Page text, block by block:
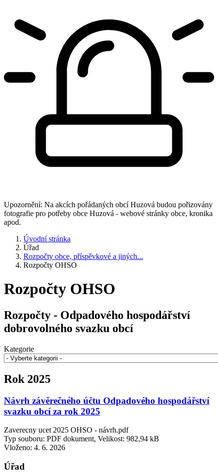
Upozornění: Na akcích pořádaných obcí Huzová budou pořizovány
fotografie pro potřeby obce Huzová - webové stránky obce, kronika
apod.
Úvodní stránka
Úřad
Rozpočty obce, příspěvkové a jiných...
Rozpočty OHSO
Rozpočty OHSO
Rozpočty - Odpadového hospodářství
dobrovolného svazku obcí
Kategorie
Rok 2025
Návrh závěrečného účtu Odpadového hospodářství
svazku obcí za rok 2025
Zaverecny ucet 2025 OHSO - návrh.pdf
Typ souboru: PDF dokument, Velikost: 982,94 kB
Vloženo: 4. 6. 2026
Úřad